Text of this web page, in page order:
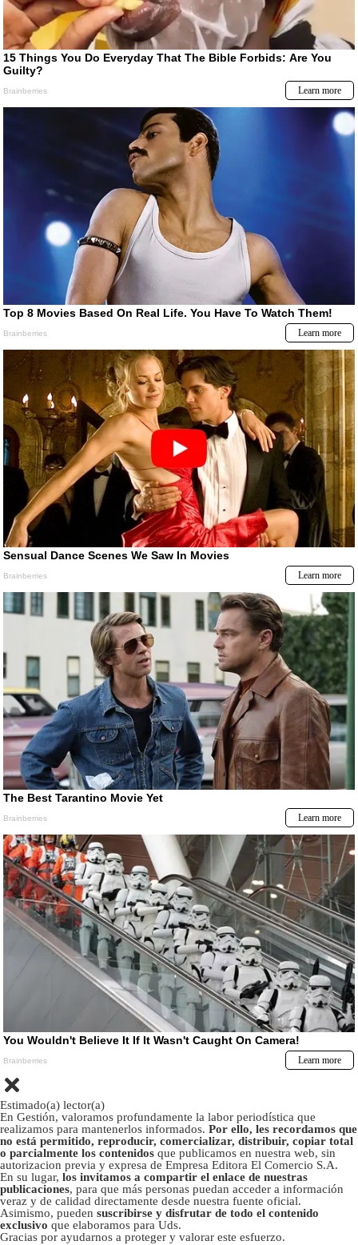
Estimado(a) lector(a)
En Gestión, valoramos profundamente la labor periodística que
realizamos para mantenerlos informados. Por ello, les recordamos que
no está permitido, reproducir, comercializar, distribuir, copiar total
o parcialmente los contenidos que publicamos en nuestra web, sin
autorizacion previa y expresa de Empresa Editora El Comercio S.A.
En su lugar, los invitamos a compartir el enlace de nuestras
publicaciones, para que más personas puedan acceder a información
veraz y de calidad directamente desde nuestra fuente oficial.
Asimismo, pueden suscribirse y disfrutar de todo el contenido
exclusivo que elaboramos para Uds.
Gracias por ayudarnos a proteger y valorar este esfuerzo.